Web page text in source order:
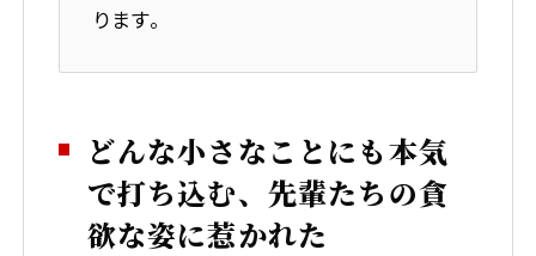
ります。
どんな小さなことにも本気
で打ち込む、先輩たちの貪
欲な姿に惹かれた